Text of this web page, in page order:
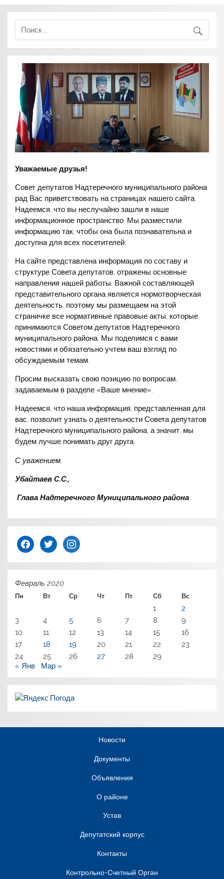
Уважаемые друзья!
Совет депутатов Надтеречного муниципального района
рад Вас приветствовать на страницах нашего сайта.
Надеемся, что вы неслучайно зашли в наше
информационное пространство. Мы разместили
информацию так, чтобы она была познавательна и
доступна для всех посетителей.
На сайте представлена информация по составу и
структуре Совета депутатов, отражены основные
направления нашей работы. Важной составляющей
представительного органа является нормотворческая
деятельность, поэтому мы размещаем на этой
страничке все нормативные правовые акты, которые
принимаются Советом депутатов Надтеречного
муниципального района. Мы поделимся с вами
новостями и обязательно учтем ваш взгляд по
обсуждаемым темам.
Просим высказать свою позицию по вопросам,
задаваемым в разделе «Ваше мнение».
Надеемся, что наша информация, представленная для
вас, позволит узнать о деятельности Совета депутатов
Надтеречного муниципального района, а значит, мы
будем лучше понимать друг друга.
С уважением,
Убайтаев С.С.,
Глава Надтеречного Муниципального района
facebooktwitter instagram
Февраль 2020
Пн Вт Ср Чт Пт Сб Вс
1
2
3
4 5 6 7 8
9
10
11 12 13 14 15
16
17
18 19 20 21 22
23
24
25 26 27 28
29
« Янв
Мар »
Новости
Документы
Объявления
О районе
Устав
Депутатский корпус
Контакты
Контрольно-Счетный Орган